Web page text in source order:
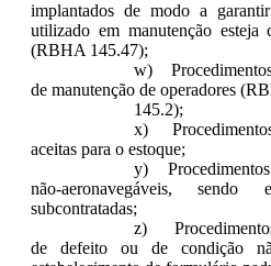
implantados de modo a
utilizado em manutenção esteja
(RBHA 145.47);
w)
de manutenção de operadores
145.2);
x) Procedimentos
aceitas para o estoque;
y) Procedimentos
não-aeronavegáveis, sendo
subcontratadas;
z) Procedimentos
de defeito ou de condição